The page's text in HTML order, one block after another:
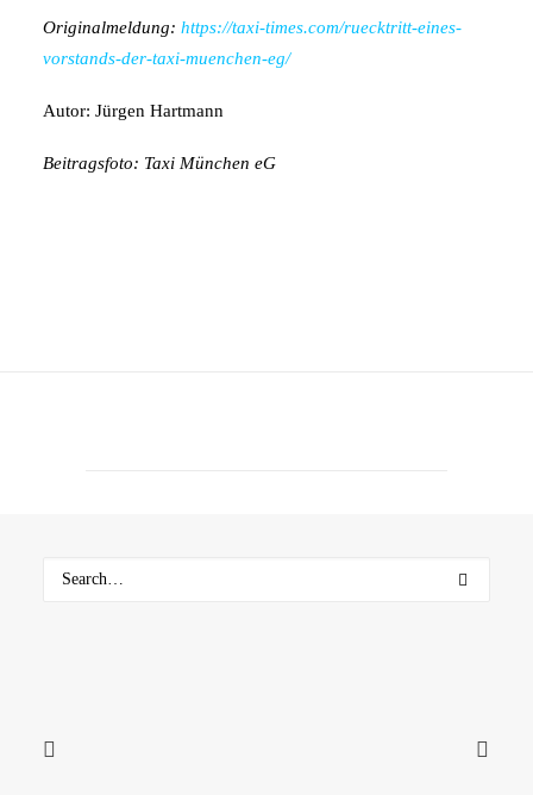
Originalmeldung: https://taxi-times.com/ruecktritt-eines-
vorstands-der-taxi-muenchen-eg/
Autor: Jürgen Hartmann
Beitragsfoto: Taxi München eG